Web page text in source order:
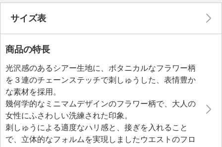
サイズ表
商品の特長
光沢感のあるシアー生地に、ボタニカルなフラワー柄
を３連のチェーンステッチで刺しゅうした、表情豊か
な素材を採用。
幾何学的なミニマムデザインのフラワー柄で、大人の
女性にふさわしい洗練された印象。
刺しゅうによる適度なハリ感と、接ぎを入れること
で、立体的なフォルムを実現しましたウエストのフロ